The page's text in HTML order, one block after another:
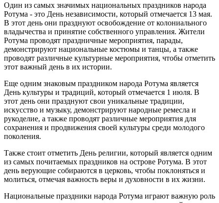
Один из самых значимых национальных праздников народа
Ротума - это День независимости, который отмечается 13 мая.
В этот день они празднуют освобождение от колониального
владычества и принятие собственного управления. Жители
Ротума проводят праздничные мероприятия, парады,
демонстрируют национальные костюмы и танцы, а также
проводят различные культурные мероприятия, чтобы отметить
этот важный день в их истории.
Еще одним знаковым праздником народа Ротума является
День культуры и традиций, который отмечается 1 июля. В
этот день они празднуют свои уникальные традиции,
искусство и музыку, демонстрируют народные ремесла и
рукоделие, а также проводят различные мероприятия для
сохранения и продвижения своей культуры среди молодого
поколения.
Также стоит отметить День религии, который является одним
из самых почитаемых праздников на острове Ротума. В этот
день верующие собираются в церковь, чтобы поклоняться и
молиться, отмечая важность веры и духовности в их жизни.
Национальные праздники народа Ротума играют важную роль